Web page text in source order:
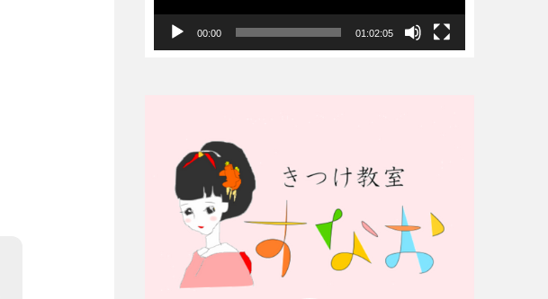
ヤ
00:00 01:02:05